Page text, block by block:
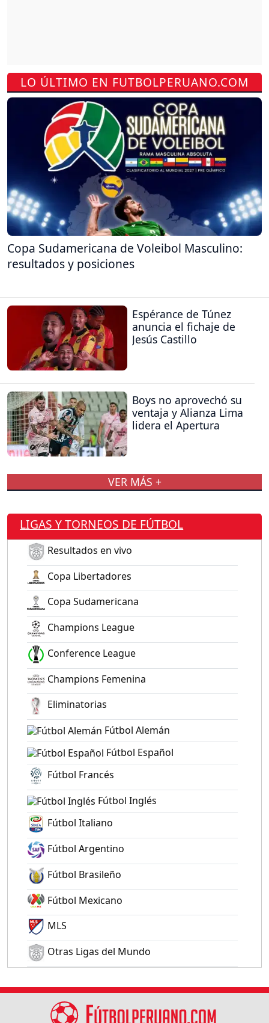
LO ÚLTIMO EN FUTBOLPERUANO.COM
Copa Sudamericana de Voleibol Masculino:
resultados y posiciones
Espérance de Túnez
anuncia el fichaje de
Jesús Castillo
Boys no aprovechó su
ventaja y Alianza Lima
lidera el Apertura
VER MÁS +
LIGAS Y TORNEOS DE FÚTBOL
Resultados en vivo
Copa Libertadores
Copa Sudamericana
Champions League
Conference League
Champions Femenina
Eliminatorias
Fútbol Alemán
Fútbol Español
Fútbol Francés
Fútbol Inglés
Fútbol Italiano
Fútbol Argentino
Fútbol Brasileño
Fútbol Mexicano
MLS
Otras Ligas del Mundo